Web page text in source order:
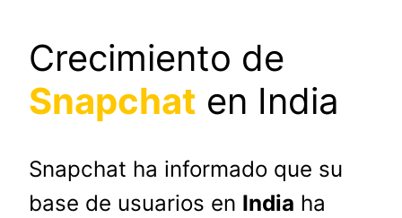
Crecimiento de
Snapchat en India
Snapchat ha informado que su
base de usuarios en India ha